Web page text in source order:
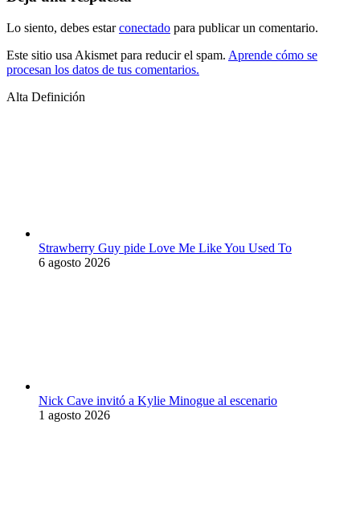
Lo siento, debes estarconectado para publicar un comentario.
Este sitio usa Akismet para reducir el spam. Aprende cómo se
procesan los datos de tus comentarios.
Alta Definición
Strawberry Guy pide Love Me Like You Used To
6 agosto 2026
Nick Cave invitó a Kylie Minogue al escenario
1 agosto 2026